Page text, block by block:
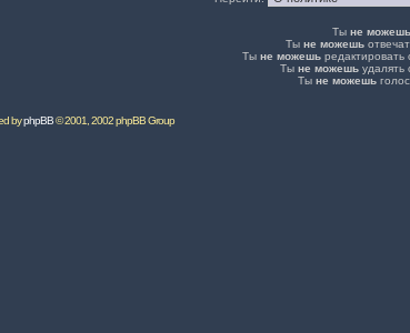
Ты не можешь
Ты не можешь
Ты не можешь
Ты не можешь удалять
Ты не можешь
byphpBB© 2001, 2002 phpBB Group